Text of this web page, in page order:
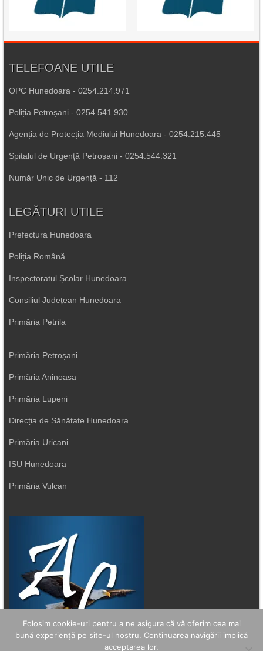
TELEFOANE UTILE
OPC Hunedoara - 0254.214.971
Poliția Petroșani - 0254.541.930
Agenția de Protecția Mediului Hunedoara - 0254.215.445
Spitalul de Urgență Petroșani - 0254.544.321
Număr Unic de Urgență - 112
LEGĂTURI UTILE
Prefectura Hunedoara
Poliția Română
Inspectoratul Școlar Hunedoara
Consiliul Județean Hunedoara
Primăria Petrila
Primăria Petroșani
Primăria Aninoasa
Primăria Lupeni
Direcția de Sănătate Hunedoara
Primăria Uricani
ISU Hunedoara
Primăria Vulcan
Folosim cookie-uri pentru a ne asigura că vă oferim cea mai
bună experiență pe site-ul nostru. Continuarea navigării implică
acceptarea lor.